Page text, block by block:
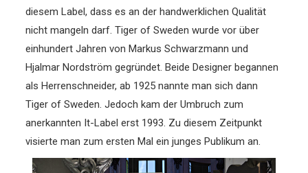
diesem Label, dass es an der handwerklichen Qualität
nicht mangeln darf. Tiger of Sweden wurde vor über
einhundert Jahren von Markus Schwarzmann und
Hjalmar Nordström gegründet. Beide Designer begannen
als Herrenschneider, ab 1925 nannte man sich dann
Tiger of Sweden. Jedoch kam der Umbruch zum
anerkannten It-Label erst 1993. Zu diesem Zeitpunkt
visierte man zum ersten Mal ein junges Publikum an.